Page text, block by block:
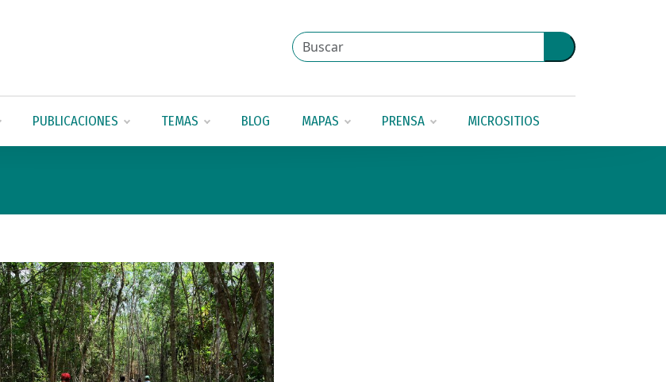
PUBLICACIONES TEMAS BLOG MAPAS PRENSA MICROSITIOS